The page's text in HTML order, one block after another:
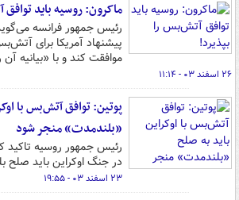
ماکرون: روسیه باید
رئیس جمهور فرانسه
موافقت کند و با «بیانیه‌ آن
۲۶ اسفند ۰۳ - ۱۱:۱۴
پوتین: توافق آتش‌بس با
«بلندمدت» منجر شود
رئیس جمهور روسیه
در جنگ اوکراین باید صلح
۲۳ اسفند ۰۳ - ۱۹:۵۵